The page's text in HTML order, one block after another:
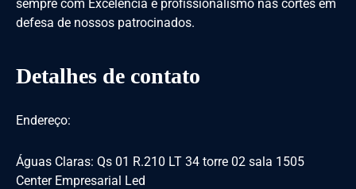
sempre com Excelência e profissionalismo nas cortês em
defesa de nossos patrocinados.
Detalhes de contato
Endereço:
Águas Claras: Qs 01 R.210 LT 34 torre 02 sala 1505
Center Empresarial Led